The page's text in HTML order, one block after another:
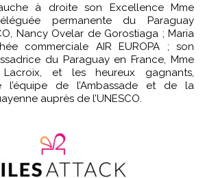
permanente du Paraguay
Nancy Ovelar de Gorostiaga ; Maria
commerciale AIR EUROPA ; son
du Paraguay en France, Mme
Lacroix, et les heureux gagnants,
l’équipe de l’Ambassade et de la
auprès de l’UNESCO.